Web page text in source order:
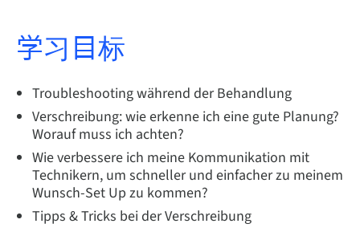
学习目标
Troubleshooting während der Behandlung
Verschreibung: wie erkenne ich eine gute Planung?
Worauf muss ich achten?
Wie verbessere ich meine Kommunikation mit
Technikern, um schneller und einfacher zu meinem
Wunsch-Set Up zu kommen?
Tipps & Tricks bei der Verschreibung